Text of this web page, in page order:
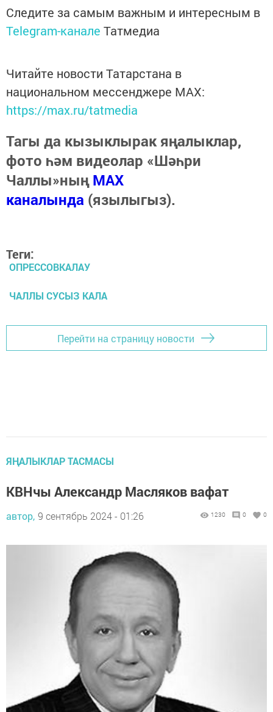
Следите за самым важным и интересным в
Telegram-канале Татмедиа
Читайте новости Татарстана в
национальном мессенджере MАХ:
https://max.ru/tatmedia
Тагы да кызыклырак яңалыклар,
фото һәм видеолар «Шәһри
Чаллы»ныңMAX
каналында (язылыгыз).
Теги:
ОПРЕССОВКАЛАУ
ЧАЛЛЫ СУСЫЗ КАЛА
Перейти на страницу новости
ЯҢАЛЫКЛАР ТАСМАСЫ
КВНчы Александр Масляков вафат
автор, 9 сентябрь 2024 - 01:26 1230 0 0